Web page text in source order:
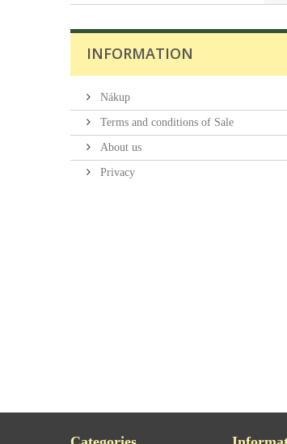
INFORMATION
Nákup
Terms and conditions of Sale
About us
Privacy